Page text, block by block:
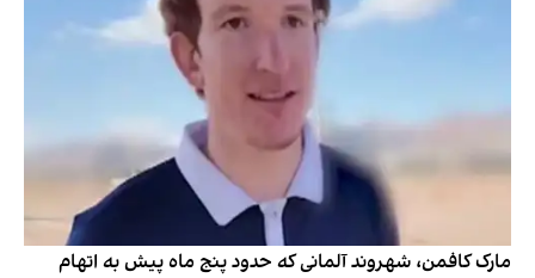
مارک کافمن، شهروند آلمانی که حدود پنج ماه پیش به اتهام